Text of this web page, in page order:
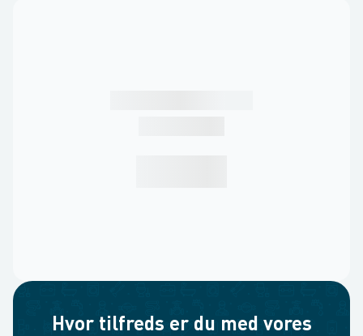
Hvor tilfreds er du med vores